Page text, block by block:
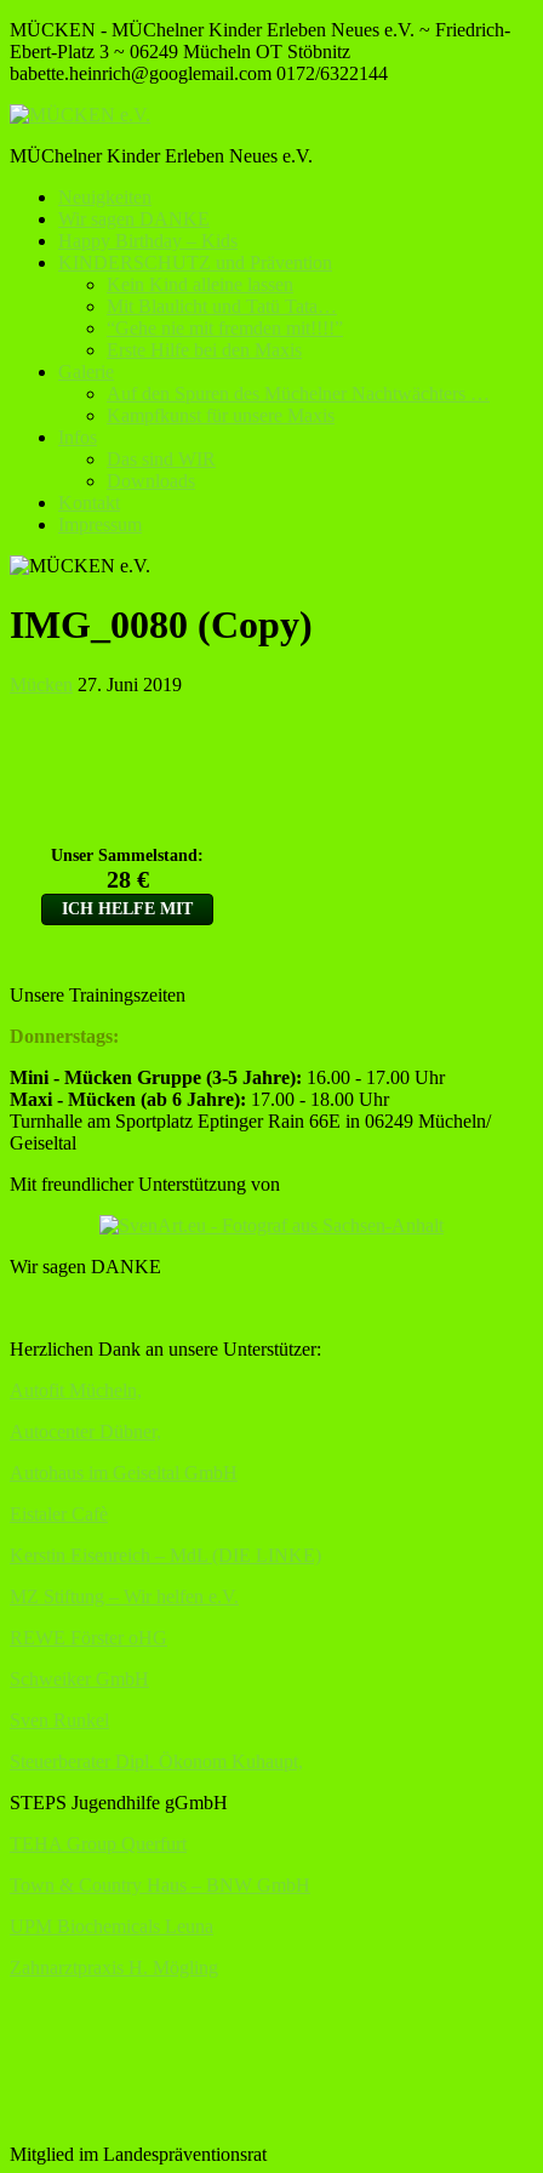
MÜCKEN - MÜChelner Kinder Erleben Neues e.V. ~ Friedrich-
Ebert-Platz 3 ~ 06249 Mücheln OT Stöbnitz
babette.heinrich@googlemail.com 0172/6322144
MÜChelner Kinder Erleben Neues e.V.
Neuigkeiten
Wir sagen DANKE
Happy Birthday – Kids
KINDERSCHUTZ und Prävention
Kein Kind alleine lassen
Mit Blaulicht und Tatü Tata…
“Gehe nie mit fremden mit!!!!”
Erste Hilfe bei den Maxis
Galerie
Auf den Spuren des Müchelner Nachtwächters …
Kampfkunst für unsere Maxis
Infos
Das sind WIR
Downloads
Kontakt
Impressum
IMG_0080 (Copy)
Mücken 27. Juni 2019
Unsere Trainingszeiten
Donnerstags:
Mini - Mücken Gruppe (3-5 Jahre): 16.00 - 17.00 Uhr
Maxi - Mücken (ab 6 Jahre): 17.00 - 18.00 Uhr
Turnhalle am Sportplatz Eptinger Rain 66E in 06249 Mücheln/
Geiseltal
Mit freundlicher Unterstützung von
Wir sagen DANKE
Herzlichen Dank an unsere Unterstützer:
Autofit Mücheln,
Autocenter Dübner,
Autohaus im Geiseltal GmbH
Eistaler Cafè
Kerstin Eisenreich – MdL (DIE LINKE)
MZ Stiftung – Wir helfen e.V.
REWE Förster oHG
Schweiker GmbH
Sven Runkel
Steuerberater Dipl. Ökonom Kuhaupt,
STEPS Jugendhilfe gGmbH
TEHA Group Querfurt
Town & Country Haus – BNW GmbH
UPM Biochemicals Leuna
Zahnarztpraxis H. Mögling
Mitglied im Landespräventionsrat